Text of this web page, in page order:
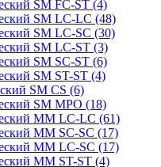
SM FC-ST (4)
SM LC-LC (48)
SM LC-SC (30)
SM LC-ST (3)
SM SC-ST (6)
SM ST-ST (4)
SM CS (6)
SM MPO (18)
MM LC-LC (61)
MM SC-SC (17)
MM LC-SC (17)
MM ST-ST (4)